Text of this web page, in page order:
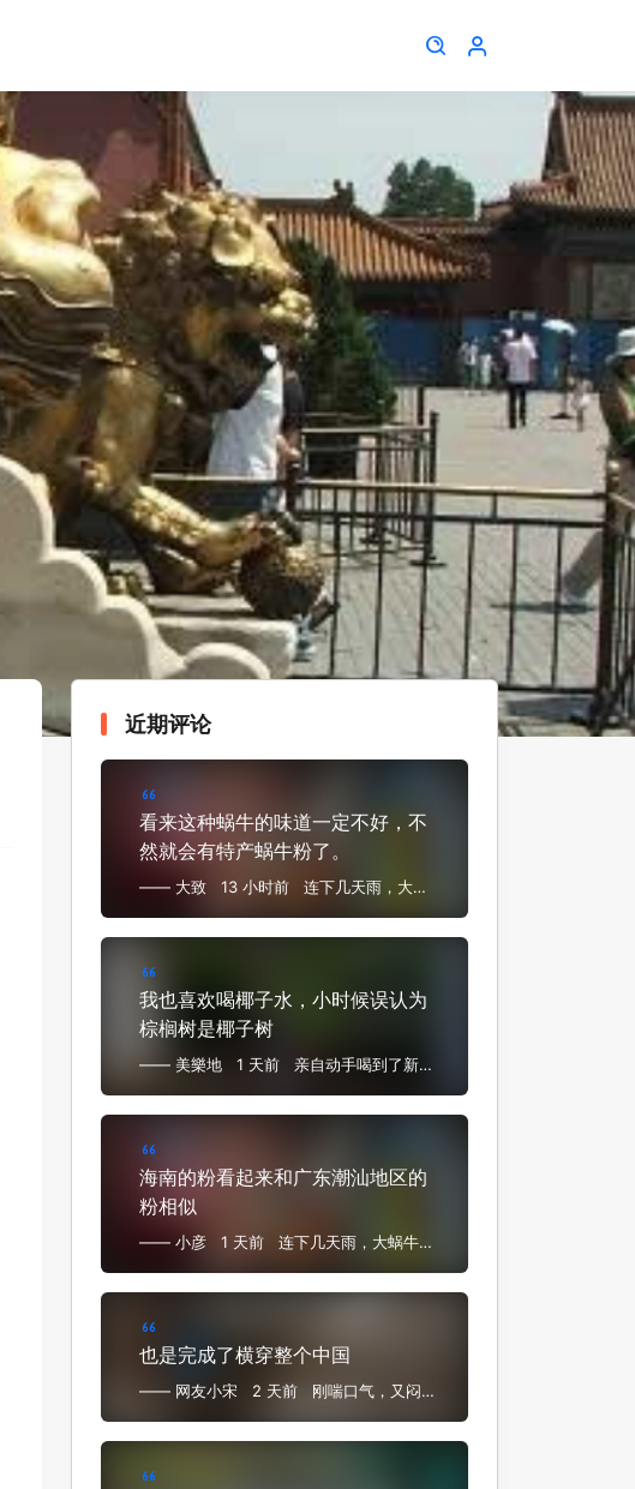
近期评论
看来这种蜗牛的味道一定不好，不
然就会有特产蜗牛粉了。
—— 大致 13 小时前
我也喜欢喝椰子水，小时候误认为
棕榈树是椰子树
—— 美樂地 1 天前
海南的粉看起来和广东潮汕地区的
粉相似
—— 小彦 1 天前
也是完成了横穿整个中国
—— 网友小宋 2 天前